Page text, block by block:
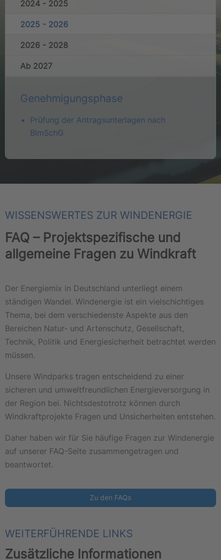
2024 - 2025
2025 - 2026
2026 - 2028
Ab 2027
Genehmigungsphase
Prüfung der Antragsunterlagen nach
BImSchG
WISSENSWERTES ZUR WINDENERGIE
FAQ – Projektspezifische und
allgemeine Fragen zu Windkraft
Der Energiemix in Deutschland unterliegt einem
ständigen Wandel. Windenergie ist ein vielschichtiges
Thema, bei dem verschiedenste Aspekte aus den
Bereichen Natur- und Artenschutz, Gesellschaft,
Technik, Politik und Energiesicherheit betrachtet werden
müssen.
Unsere Windparks tragen entscheidend zu einer
sicheren und umweltfreundlichen Energieversorgung in
der Region bei. Nichtsdestotrotz können durch
Windkraftprojekte Fragen und Unsicherheiten entstehen.
Daher haben wir für Sie häufige Fragen zur Windenergie
auf unserer FAQ-Seite zusammengetragen und
beantwortet.
Zu den FAQs
WEITERFÜHRENDE LINKS
Zusätzliche Informationen